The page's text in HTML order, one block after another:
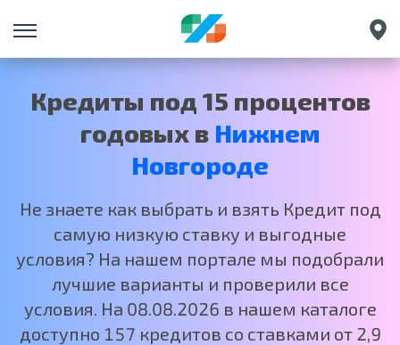
Санкт-Петербург
Краснодар
Москва
Кредиты под 15 процентов
годовых в Нижнем
Новгороде
Не знаете как выбрать и взять Кредит под
самую низкую ставку и выгодные
условия? На нашем портале мы подобрали
лучшие варианты и проверили все
условия. На 08.08.2026 в нашем каталоге
доступно 157 кредитов со ставками от 2,9